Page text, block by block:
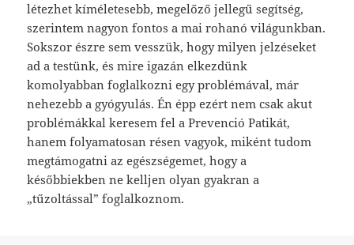
létezhet kíméletesebb, megelőző jellegű segítség,
szerintem nagyon fontos a mai rohanó világunkban.
Sokszor észre sem vesszük, hogy milyen jelzéseket
ad a testünk, és mire igazán elkezdünk
komolyabban foglalkozni egy problémával, már
nehezebb a gyógyulás. Én épp ezért nem csak akut
problémákkal keresem fel a Prevenció Patikát,
hanem folyamatosan résen vagyok, miként tudom
megtámogatni az egészségemet, hogy a
későbbiekben ne kelljen olyan gyakran a
„tűzoltással” foglalkoznom.